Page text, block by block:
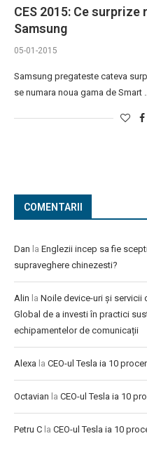
CES 2015: Ce
Samsung
05-01-2015
Samsung pregateste cateva
se numara noua gama de Smart
COMENTARII
Dan la Englezii incep sa fie
supraveghere chinezesti?
Alin la Noile device-uri și servicii
Global de a investi în practici
echipamentelor de comunicații
Alexa la CEO-ul Tesla ia 10
Octavian la CEO-ul Tesla ia 10
Petru C la CEO-ul Tesla ia 10